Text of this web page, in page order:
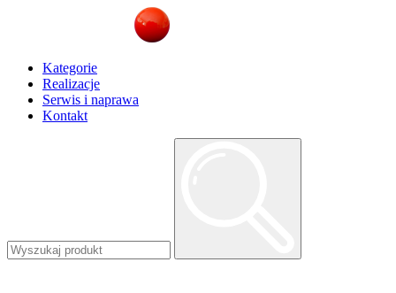
Kategorie
Realizacje
Serwis i naprawa
Kontakt